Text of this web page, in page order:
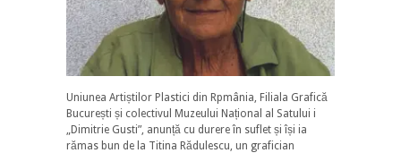
Uniunea Artiștilor Plastici din Rpmânia, Filiala Grafică
București și colectivul Muzeului Național al Satului i
„Dimitrie Gusti”, anunță cu durere în suflet și își ia
rămas bun de la Titina Rădulescu, un grafician